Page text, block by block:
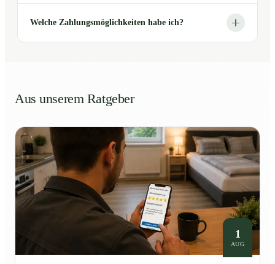
Welche Zahlungsmöglichkeiten habe ich?
Aus unserem Ratgeber
1
AUG